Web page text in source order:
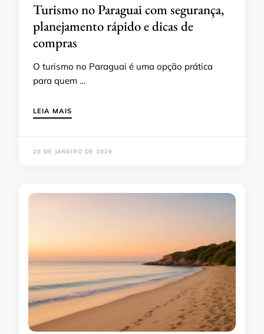
Turismo no Paraguai com segurança,
planejamento rápido e dicas de
compras
O turismo no Paraguai é uma opção prática
para quem …
LEIA MAIS
20 DE JANEIRO DE 2026